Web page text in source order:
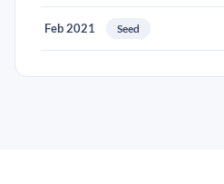
Feb 2021 Seed